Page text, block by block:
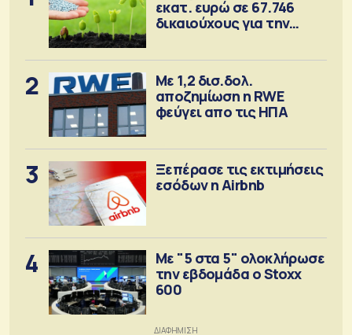
εκατ. ευρώ σε 67.746
δικαιούχους για την
2
Με 1,2 δισ.δολ.
αποζημίωση η RWE
φεύγει απο τις ΗΠΑ
3
Ξεπέρασε τις εκτιμήσεις
εσόδων η Airbnb
4
Με "5 στα 5" ολοκλήρωσε
την εβδομάδα ο Stoxx
600